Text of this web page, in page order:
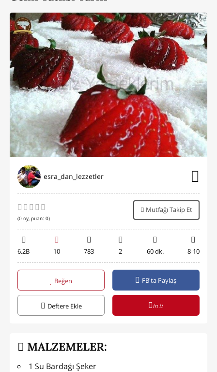
esra_dan_lezzetler
(0 oy, puan: 0)
Mutfağı Takip Et
6.2B 10 783 2 60 dk. 8-10
Beğen FB'ta Paylaş
Deftere Ekle in it
MALZEMELER:
1 Su Bardağı Şeker